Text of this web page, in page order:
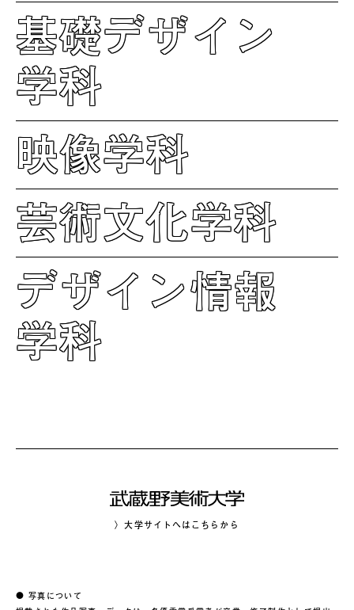
基礎デザイン
学科
映像学科
芸術文化学科
デザイン情報
学科
〉大学サイトへはこちらから
● 写真について